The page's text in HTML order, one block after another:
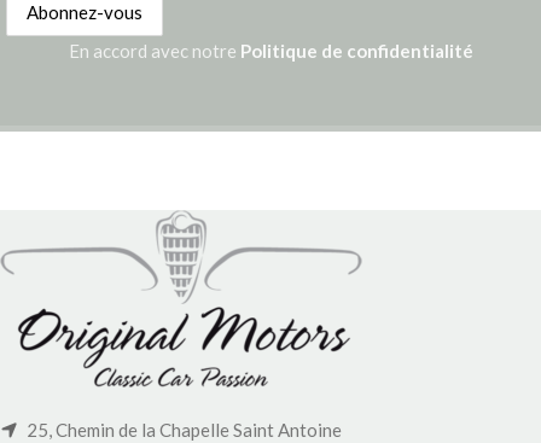
En accord avec notre Politique de confidentialité
25, Chemin de la Chapelle Saint Antoine